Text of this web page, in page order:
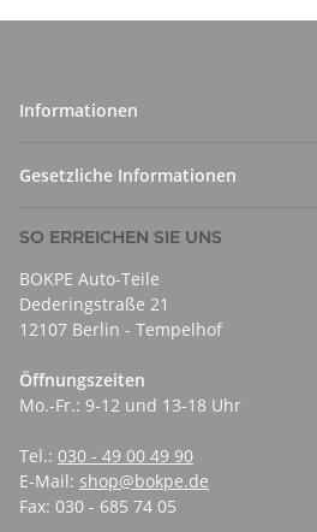
Informationen
Gesetzliche Informationen
SO ERREICHEN SIE UNS
BOKPE Auto-Teile
Dederingstraße 21
12107 Berlin - Tempelhof
Öffnungszeiten
Mo.-Fr.: 9-12 und 13-18 Uhr
Tel.: 030 - 49 00 49 90
E-Mail: shop@bokpe.de
Fax: 030 - 685 74 05